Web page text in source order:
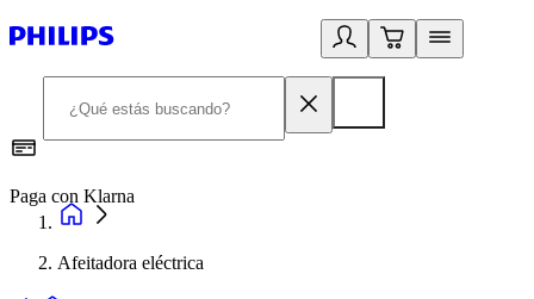
Paga con Klarna
Afeitadora eléctrica